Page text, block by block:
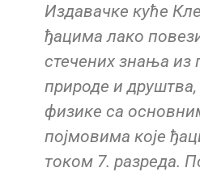
Издавачке куће
ђацима лако
стечених знања из
природе и друштва,
физике са
појмовима које
током 7. разреда.